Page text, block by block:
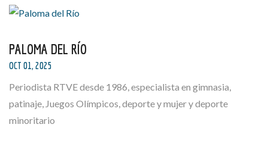
PALOMA DEL RÍO
OCT 01, 2025
Periodista RTVE desde 1986, especialista en gimnasia,
patinaje, Juegos Olímpicos, deporte y mujer y deporte
minoritario